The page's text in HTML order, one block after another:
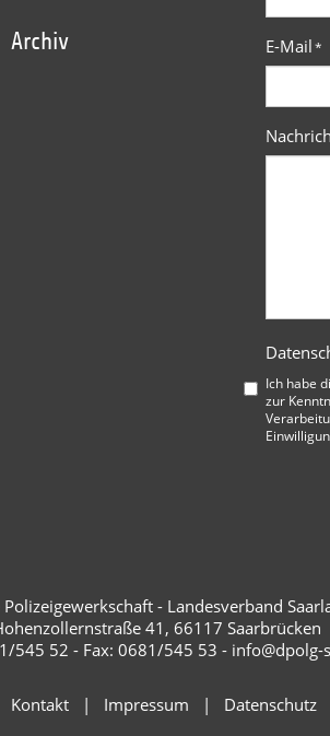
Archiv E-Mail*
Ich habe
zur
- Landesverband
41, 66117 Saarbrücken
545 52 - Fax: 0681/545 53 - info@dpolg-
Kontakt Impressum Datenschutz